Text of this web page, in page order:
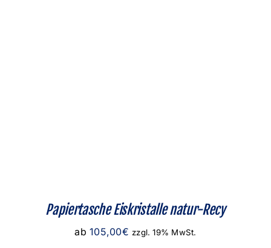
Papiertasche Eiskristalle natur-Recy
ab105,00€ zzgl. 19% MwSt.